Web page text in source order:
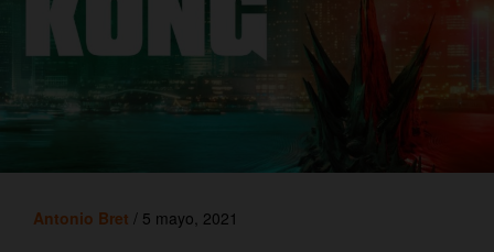
Antonio Bret / 5 mayo, 2021